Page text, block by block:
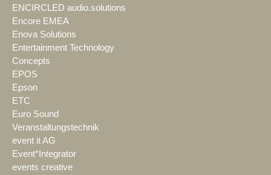
ENCIRCLED audio.solutions
Encore EMEA
Enova Solutions
Entertainment Technology
Concepts
EPOS
Epson
ETC
Euro Sound
Veranstaltungstechnik
event it AG
Event*Integrator
events creative